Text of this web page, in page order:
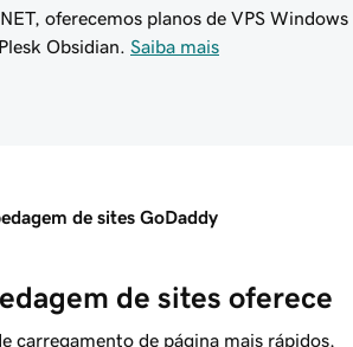
oferecemos planos de VPS Windows
Obsidian. Saiba mais
de sites GoDaddy
de sites oferece
carregamento de página mais rápidos,